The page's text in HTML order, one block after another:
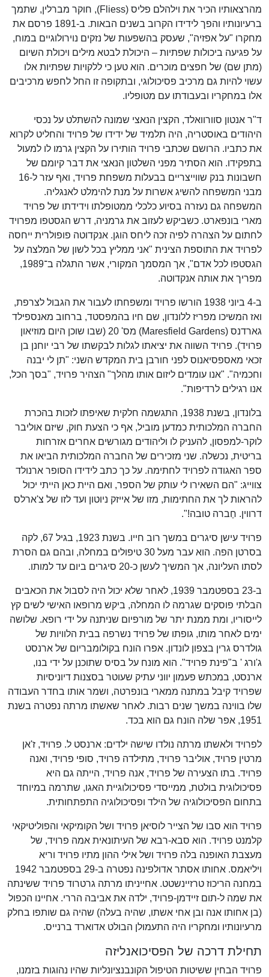
מהרצאותיו הכיר את וילהלם פליס (Fliess), חוקר מברלין, שתמך
ברעיונותיו והפך לידידו הקרוב בשנים הבאות. ב-1891 פרסם את
מחקרו "על אפזיה", שעסק בהשפעות של נזקים נוירולוגיים במוח,
על פגיעה ביכולות שפתיות – היכולת לבטא מילים ויכולת השיום
(מתן שם) של חפצים מוכרים. הוא טען כי ללקויות שפתיות אלו
עשוי להיות גם מרכיב פסיכולוגי, ובתקופה זו החל לחפש מרכיבים
אלו במחקריו ובעבודתו עם מטופליו.
ד"ר אנטון סוורוואלד, הקצין הנאצי שמונה להשתלט על נכסי
היהודים באוסטריה, היה תלמיד של ידידו של פרויד והחליט לקרוא
את כתביו. הרושם שכתבי פרויד הותירו על הקצין גרמו לו למעול
בתפקידו. הוא הסתיר מפני השלטון הנאצי את דבר קיומם של
חשבונות בנק שווייצריים בבעלות משפחת פרויד, ואף עזר ל-16
מבני המשפחה להשיג אשרות על מנת להימלט לאנגליה.
המשפחה גם נעזרה בסיוע כלכלי ממטופלתו וידידתו של פרויד
מארי בונפארט. כשביקש לעזוב את גרמניה, דרש הגסטפו מפרויד
לחתום על הצהרה לפיה זכה ליחס הוגן. אנקדוטה פופולרית ייחסה
לפרויד את התוספת הצינית "אני ממליץ בכל לשון של המלצה על
הגסטפו לכל אדם", אך המסמך המקורי, אשר התגלה ב־1989,
מפריך את אותה אנקדוטה.
ב-4 ביוני 1938 הורשו פרויד ומשפחתו לעבור את הגבול לצרפת,
ואז המשיכו מפריז ללונדון, שם חיו בהמפסטד, ברחוב מאנספילד
גארדנס (Maresfield Gardens) מס' 20 (שבו שוכן היום מוזיאון
פרויד). פרויד השווה את יציאתו לגלות לבקשתו של רבי יוחנן בן
זכאי מאספסיאנוס לפני חורבן בית המקדש השני: "תן לי יבנה
וחכמיה". "אנו עומדים ליזום אותו מהלך" הצהיר פרויד, "בסך הכל,
אנו רגילים לרדיפות".
בלונדון, בשנת 1938, התגשמה חלקית שאיפתו לזכות בהכרת
החברה המלכותית כמדען מוביל, אף כי הצעת חוק, שיזם אוליבר
לוקר-למפסון, להעניק לו וליהודים מגורשים אחרים אזרחות
בריטית, נכשלה. שני מזכירים של החברה המלכותית הביאו את
ספר האגודה לפרויד לחתימה. על כך כתב לידידו הסופר ארנולד
צווייג: "הם השאירו לי עותק של הספר, ואם היית כאן הייתי יכול
להראות לך את החתימות, מזו של אייזק ניוטון ועד לזו של צ'ארלס
דרווין. חֶברה טובה!".
פרויד עישן סיגרים במשך רוב חייו. בשנת 1923, בגיל 67, לקה
בסרטן הפה. הוא עבר מעל 30 טיפולים במחלה, ובהם גם הסרת
לסתו העליונה, אך המשיך לעשן כ-20 סיגרים ביום עד למותו.
ב-23 בספטמבר 1939, לאחר שלא יכול היה לסבול את הכאבים
הבלתי פוסקים שגרמה לו המחלה, ביקש מרופאו האישי לשים קץ
לייסוריו, ומת ממנת יתר של מורפיום שניתנה על ידי רופא. שלושה
ימים לאחר מותו, גופתו של פרויד נשרפה בבית הלוויות של
גולדרס גרין בצפון לונדון. אפרו הונח בקולומבריום של ארנסט
ג'ורג ' ב"פינת פרויד". הוא מונח על בסיס שתוכנן על ידי בנו,
ארנסט, במכתש פעמון יווני עתיק שעוטר בסצנות דיוניסיות
שפרויד קיבל במתנה ממארי בונפרטה, ושמר אותו בחדר העבודה
שלו בווינה במשך שנים רבות. לאחר שאשתו מרתה נפטרה בשנת
1951, אפר שלה הונח גם הוא בכד.
לפרויד ולאשתו מרתה נולדו שישה ילדים: ארנסט ל. פרויד, ז'אן
מרטין פרויד, אוליבר פרויד, מתילדה פרויד, סופי פרויד, ואנה
פרויד. בתו הצעירה של פרויד, אנה פרויד, הייתה גם היא
פסיכולוגית בולטת, ממייסדי פסיכולוגיית האגו, שתרמה במיוחד
בתחום הפסיכולוגיה של הילד ופסיכולוגיה התפתחותית.
פרויד הוא סבו של הצייר לוסיאן פרויד ושל הקומיקאי והפוליטיקאי
קלמנט פרויד. הוא סבא-רבא של העיתונאית אמה פרויד, של
מעצבת האופנה בלה פרויד ושל אילי ההון מתיו פרויד וריא
ויליאמס. אחותו אסתר אדולפינה נפטרה ב-29 בספטמבר 1942
במחנה הריכוז טרזיינשטט. אחייניתו מרתה גרטרוד פרויד ששינתה
את שמה ל-תום זיידמן-פרויד, ילדה את אביבה הררי. אחיינו הכפול
(בן אחותו אנה ובן אחי אשתו, שהיה בעלה) שהיה גם שותפו בחלק
מרעיונותיו ומחקריו היה התעמולן הבולט אדוארד ברנייס.
תחילת דרכה של הפסיכואנליזה
פרויד הבחין ששיטות הטיפול הקונבנציונליות שהיו נהוגות בזמנו,